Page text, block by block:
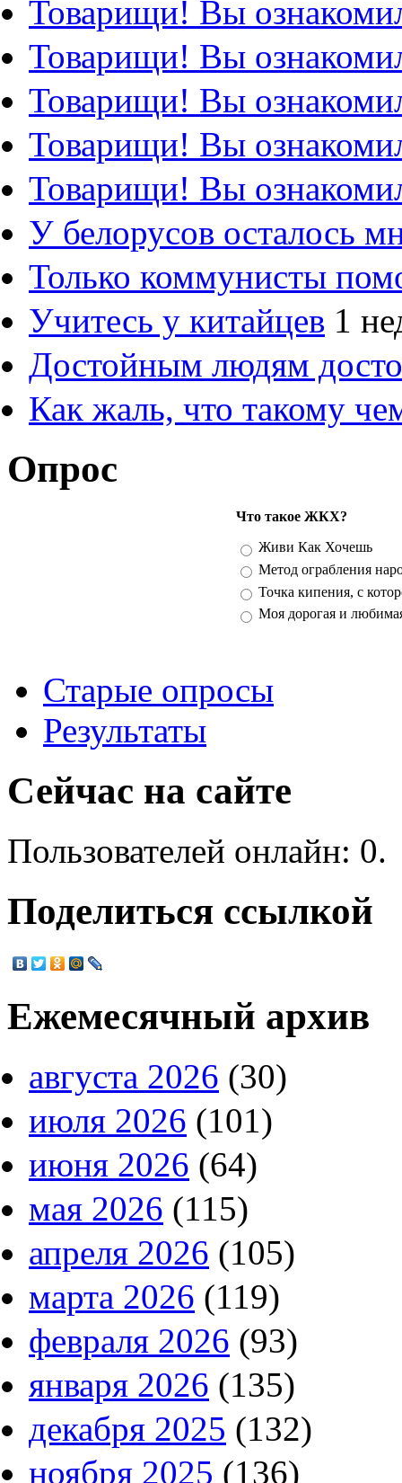
Товарищи! Вы
Товарищи! Вы
Товарищи! Вы
Товарищи! Вы
Товарищи! Вы
У белорусов осталось
Только коммунисты
Учитесь у китайцев 1
Достойным людям
Как жаль, что такому
Опрос
Что такое ЖКХ?
Варианты
Живи Как Хочешь
Метод ограбления
Точка кипения, с
Моя дорогая и
Старые опросы
Результаты
Сейчас на сайте
Пользователей онлайн: 0.
Поделиться ссылкой
Ежемесячный архив
августа 2026 (30)
июля 2026 (101)
июня 2026 (64)
мая 2026 (115)
апреля 2026 (105)
марта 2026 (119)
февраля 2026 (93)
января 2026 (135)
декабря 2025 (132)
ноября 2025 (136)